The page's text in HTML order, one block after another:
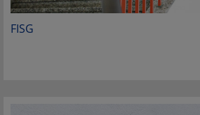
FISG